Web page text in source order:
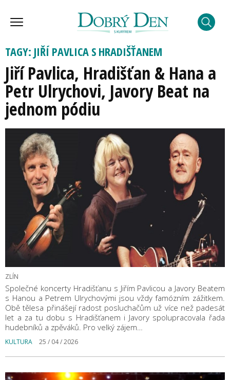
TAGY: JIŘÍ PAVLICA S HRADIŠŤANEM
Jiří Pavlica, Hradišťan & Hana a
Petr Ulrychovi, Javory Beat na
jednom pódiu
ZLÍN
Společné koncerty Hradišťanu s Jiřím Pavlicou a Javory Beatem
s Hanou a Petrem Ulrychovými jsou vždy famózním zážitkem.
Obě tělesa přinášejí radost posluchačům už více než padesát
let a za tu dobu s Hradišťanem i Javory spolupracovala řada
hudebníků a zpěváků. Pro velký zájem…
KULTURA 25 / 04 / 2026